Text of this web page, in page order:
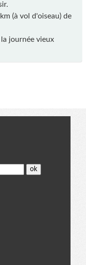
(à vol d'oiseau) de
journée vieux